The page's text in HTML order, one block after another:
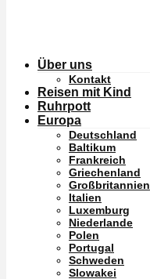
Über uns
Kontakt
Reisen mit Kind
Ruhrpott
Europa
Deutschland
Baltikum
Frankreich
Griechenland
Großbritannien
Italien
Luxemburg
Niederlande
Polen
Portugal
Schweden
Slowakei